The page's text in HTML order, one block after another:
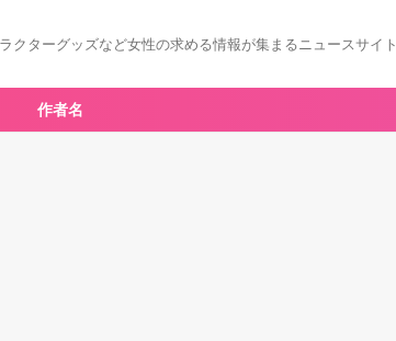
クターグッズなど女性の求める情報が集まるニュースサイト
作者名